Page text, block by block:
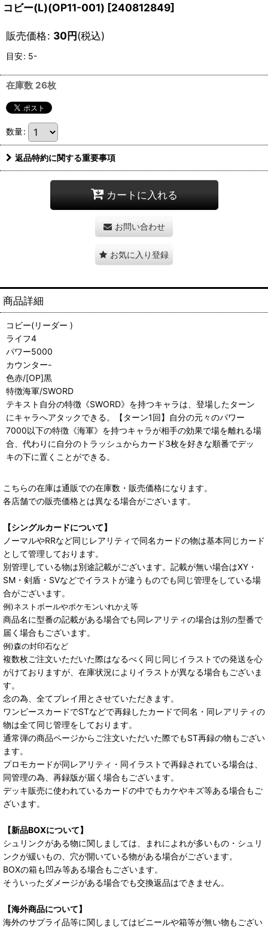
コビー(L)(OP11-001) [240812849]
販売価格: 30円(税込)
目安: 5-
在庫数 26枚
数量:
返品特約に関する重要事項
カートに入れる
お問い合わせ
お気に入り登録
商品詳細
コビー(リーダー )
ライフ4
パワー5000
カウンター-
色赤/[OP]黒
特徴海軍/SWORD
テキスト自分の特徴《SWORD》を持つキャラは、登場したターン
にキャラへアタックできる。【ターン1回】自分の元々のパワー
7000以下の特徴《海軍》を持つキャラが相手の効果で場を離れる場
合、代わりに自分のトラッシュからカード3枚を好きな順番でデッ
キの下に置くことができる。
こちらの在庫は通販での在庫数・販売価格になります。
各店舗での販売価格とは異なる場合がございます。
【シングルカードについて】
ノーマルやRRなど同じレアリティで同名カードの物は基本同じカード
として管理しております。
別管理している物は別途記載がございます。記載が無い場合はXY・
SM・剣盾・SVなどでイラストが違うものでも同じ管理をしている場
合がございます。
例)ネストボールやポケモンいれかえ等
商品名に型番の記載がある場合でも同レアリティの場合は別の型番で
届く場合もございます。
例)森の封印石など
複数枚ご注文いただいた際はなるべく同じ同じイラストでの発送を心
がけておりますが、在庫状況によりイラストが異なる場合もございま
す。
念の為、全てプレイ用とさせていただきます。
ワンピースカードでSTなどで再録したカードで同名・同レアリティの
物は全て同じ管理をしております。
通常弾の商品ページからご注文いただいた際でもST再録の物もござい
ます。
プロモカードが同レアリティ・同イラストで再録されている場合は、
同管理の為、再録版が届く場合もございます。
デッキ販売に使われているカードの中でもカケやキズ等ある場合もご
ざいます。
【新品BOXについて】
シュリンクがある物に関しましては、まれによれが多いもの・シュリ
ンクが緩いもの、穴が開いている物がある場合がございます。
BOXの箱も凹み等ある場合もございます。
そういったダメージがある場合でも交換返品はできません。
【海外商品について】
海外のサプライ品等に関しましてはビニールや箱等が無い物もござい